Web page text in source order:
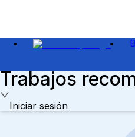
Iniciar sesión
Trabajos